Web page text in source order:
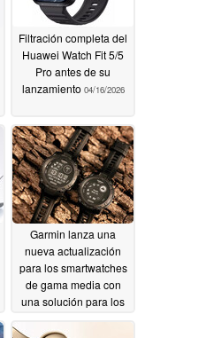
Filtración completa del
Huawei Watch Fit 5/5
Pro antes de su
lanzamiento 04/16/2026
Garmin lanza una
nueva actualización
para los smartwatches
de gama media con
una solución para los